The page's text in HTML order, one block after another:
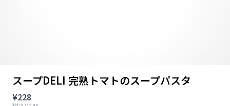
スープDELI 完熟トマトのスープパスタ
¥228